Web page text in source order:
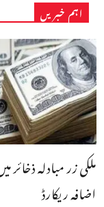
اہم خبریں
اضافہ ریکارڈ